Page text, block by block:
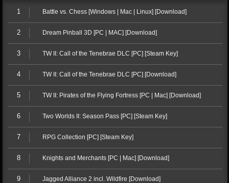
1 Battle vs. Chess [Windows | Mac | Linux] [Download]
2 Dream Pinball 3D [PC | MAC] [Download]
3 TW II: Call of the Tenebrae DLC [PC] [Steam Key]
4 TW II: Call of the Tenebrae DLC [PC] [Download]
5 TW II: Pirates of the Flying Fortress [PC | Mac] [Download]
6 Two Worlds II: Season Pass [PC] [Steam Key]
7 RPG Collection [PC] [Steam Key]
8 Knights and Merchants [PC | Mac] [Download]
9 Jagged Alliance 2 incl. Wildfire [Download]